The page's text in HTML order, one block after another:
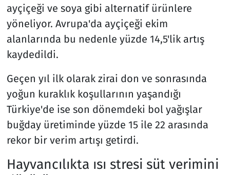
ayçiçeği ve soya gibi alternatif ürünlere
yöneliyor. Avrupa'da ayçiçeği ekim
alanlarında bu nedenle yüzde 14,5'lik artış
kaydedildi.
Geçen yıl ilk olarak zirai don ve sonrasında
yoğun kuraklık koşullarının yaşandığı
Türkiye'de ise son dönemdeki bol yağışlar
buğday üretiminde yüzde 15 ile 22 arasında
rekor bir verim artışı getirdi.
Hayvancılıkta ısı stresi süt verimini